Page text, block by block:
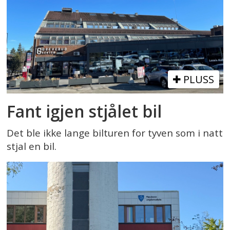
PLUSS
Fant igjen stjålet bil
Det ble ikke lange bilturen for tyven som i natt
stjal en bil.